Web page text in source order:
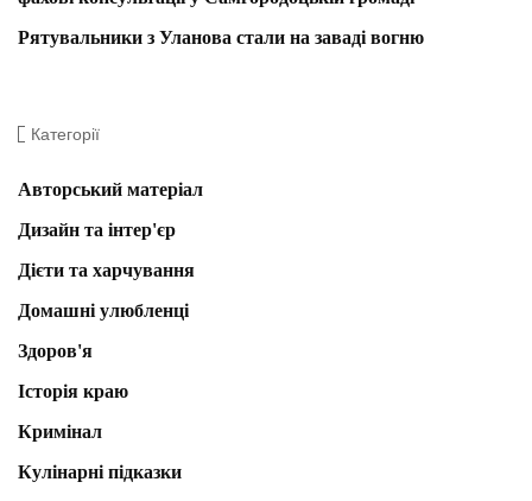
Рятувальники з Уланова стали на заваді вогню
Категорії
Авторський матеріал
Дизайн та інтер'єр
Дієти та харчування
Домашні улюбленці
Здоров'я
Історія краю
Кримінал
Кулінарні підказки